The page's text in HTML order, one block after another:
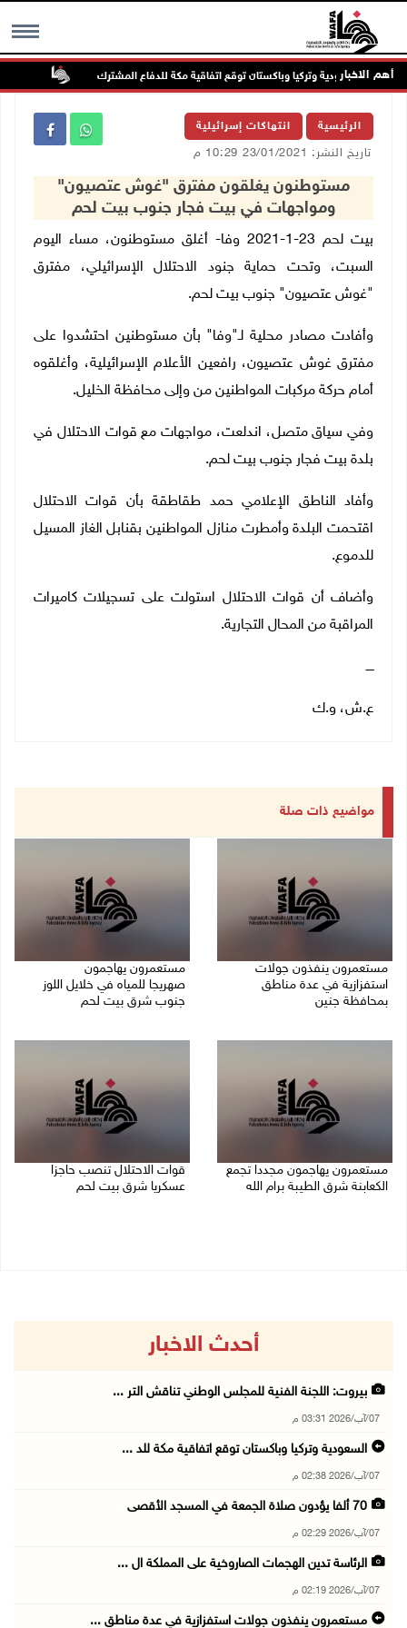
MENU أهم الاخبار
السعودية وتركيا وباكستان توقع اتفاقية مكة للدفاع المشترك
الرئيسية انتهاكات إسرائيلية
تاريخ النشر: 23/01/2021 10:29 م
مستوطنون يغلقون مفترق "غوش عتصيون"
ومواجهات في بيت فجار جنوب بيت لحم
بيت لحم 23-1-2021 وفا- أغلق مستوطنون، مساء اليوم
السبت، وتحت حماية جنود الاحتلال الإسرائيلي، مفترق
"غوش عتصيون" جنوب بيت لحم.
وأفادت مصادر محلية لـ"وفا" بأن مستوطنين احتشدوا على
مفترق غوش عتصيون، رافعين الأعلام الإسرائيلية، وأغلقوه
أمام حركة مركبات المواطنين من وإلى محافظة الخليل.
وفي سياق متصل، اندلعت، مواجهات مع قوات الاحتلال في
بلدة بيت فجار جنوب بيت لحم.
وأفاد الناطق الإعلامي حمد طقاطقة بأن قوات الاحتلال
اقتحمت البلدة وأمطرت منازل المواطنين بقنابل الغاز المسيل
للدموع.
وأضاف أن قوات الاحتلال استولت على تسجيلات كاميرات
المراقبة من المحال التجارية.
ــــ
ع.ش، و.ك
مواضيع ذات صلة
مستعمرون ينفذون جولات
استفزازية في عدة مناطق
بمحافظة جنين
مستعمرون يهاجمون
صهريجا للمياه في خلايل اللوز
جنوب شرق بيت لحم
مستعمرون يهاجمون مجددا تجمع
الكعابنة شرق الطيبة برام الله
قوات الاحتلال تنصب حاجزا
عسكريا شرق بيت لحم
أحدث الاخبار
بيروت: اللجنة الفنية للمجلس الوطني تناقش التر ...
07/آب/2026 03:31 م
السعودية وتركيا وباكستان توقع اتفاقية مكة للد ...
07/آب/2026 02:38 م
70 ألفا يؤدون صلاة الجمعة في المسجد الأقصى
07/آب/2026 02:29 م
الرئاسة تدين الهجمات الصاروخية على المملكة ال ...
07/آب/2026 02:19 م
مستعمرون ينفذون جولات استفزازية في عدة مناطق ...